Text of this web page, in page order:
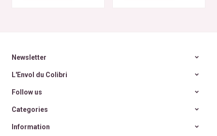
Newsletter
L'Envol du Colibri
Follow us
Categories
Information